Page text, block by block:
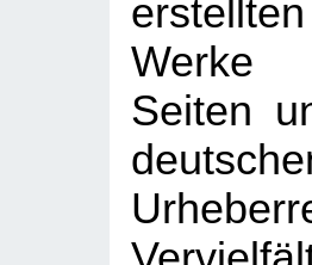
Seiten